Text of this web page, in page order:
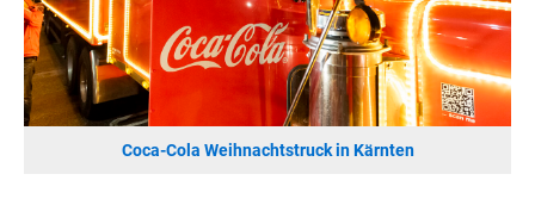
ADMIRAL SPORTWETTEN
EWP RECYCLING PFAND ÖSTERREICH
ANNEMARIE CHARITY
Coca-Cola Weihnachtstruck in Kärnten